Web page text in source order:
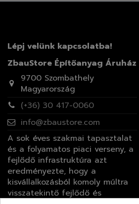
Lépj velünk kapcsolatba!
ZbauStore Építőanyag Áruház
9700 Szombathely
Magyarország
(+36) 30 417-0060
info@zbaustore.com
A sok éves szakmai tapasztalat
és a folyamatos piaci verseny, a
fejlődő infrastruktúra azt
eredményezte, hogy a
kisvállalkozásból komoly múltra
visszatekintő fejlődő és